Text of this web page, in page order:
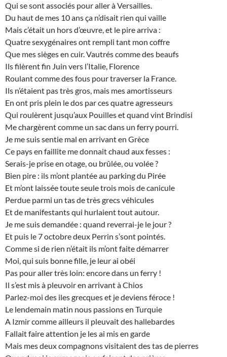
Qui se sont associés pour aller à Versailles.
Du haut de mes 10 ans ça n’disait rien qui vaille
Mais c’était un hors d’œuvre, et le pire arriva :
Quatre sexygénaires ont rempli tant mon coffre
Que mes sièges en cuir. Vautrés comme des beaufs
Ils filèrent fin Juin vers l’Italie, Florence
Roulant comme des fous pour traverser la France.
Ils n’étaient pas très gros, mais mes amortisseurs
En ont pris plein le dos par ces quatre agresseurs
Qui roulèrent jusqu’aux Pouilles et quand vint Brindisi
Me chargèrent comme un sac dans un ferry pourri.
Je me suis sentie mal en arrivant en Grèce
Ce pays en faillite me donnait chaud aux fesses :
Serais-je prise en otage, ou brûlée, ou volée ?
Bien pire : ils m’ont plantée au parking du Pirée
Et m’ont laissée toute seule trois mois de canicule
Perdue parmi un tas de très grecs véhicules
Et de manifestants qui hurlaient tout autour.
Je me suis demandée : quand reverrai-je le jour ?
Et puis le 7 octobre deux Perrin s’sont pointés.
Comme si de rien n’était ils m’ont faite démarrer
Moi, qui suis bonne fille, je leur ai obéi
Pas pour aller très loin: encore dans un ferry !
Il s’est mis à pleuvoir en arrivant à Chios
Parlez-moi des iles grecques et je deviens féroce !
Le lendemain matin nous passions en Turquie
A Izmir comme ailleurs il pleuvait des hallebardes
Fallait faire attention je les ai mis en garde
Mais mes deux compagnons visitaient des tas de pierres